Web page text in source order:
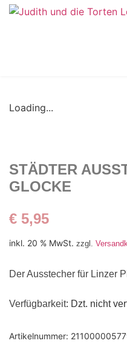
Loading...
STÄDTER
GLOCKE
€ 5,95
inkl. 20 % MwSt. zzgl.
Der Ausstecher für Linzer
Verfügbarkeit: Dzt. nicht
Artikelnummer: